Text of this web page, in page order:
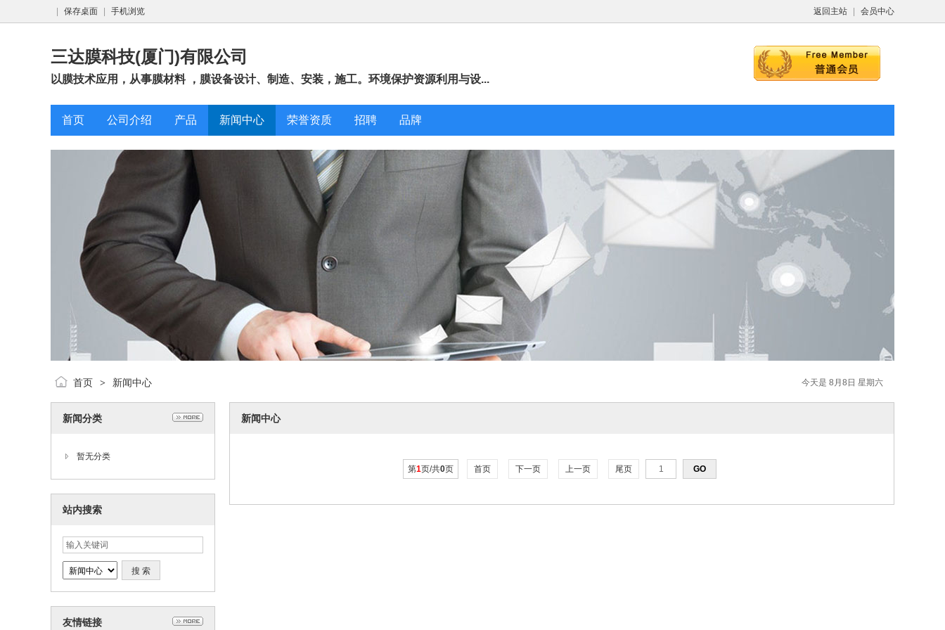
返回主站 会员中心
保存桌面 手机浏览
三达膜科技(厦门)有限公司
以膜技术应用，从事膜材料 ，膜设备设计、制造、安装，施工。环境保护资源利用与设...
首页 公司介绍 产品 新闻中心 荣誉资质 招聘 品牌
今天是 8月8日 星期六
首页 > 新闻中心
新闻分类
暂无分类
站内搜索
友情链接
新闻中心
第1页/共0页 首页 下一页 上一页 尾页